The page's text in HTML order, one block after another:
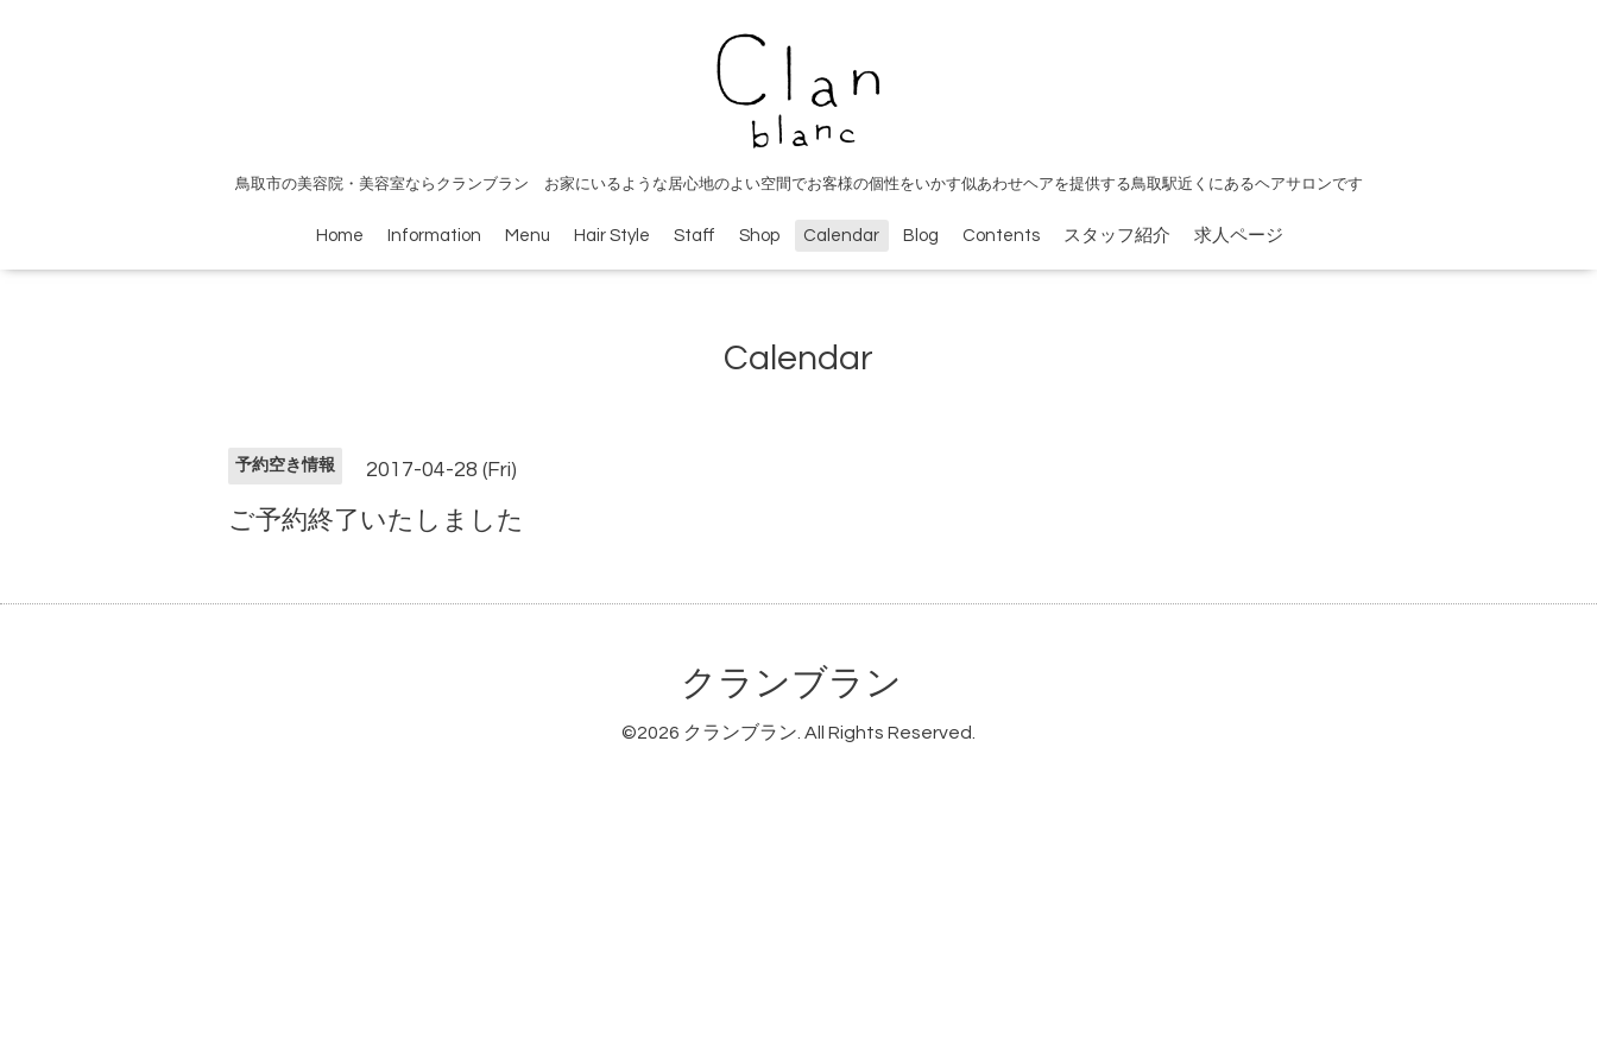
鳥取市の美容院・美容室ならクランブラン お家にいるような居心地のよい空間でお客様の個性をいかす似あわせヘアを提供する鳥取駅近くにあるヘアサロンです
Home Information Menu Hair Style Staff Shop Calendar Blog Contents スタッフ紹介 求人ページ
Calendar
予約空き情報 2017-04-28 (Fri)
ご予約終了いたしました
クランブラン
©2026 クランブラン. All Rights Reserved.